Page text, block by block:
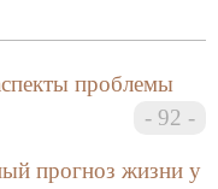
и
лишь в
проблемы
92
прогноз жизни у